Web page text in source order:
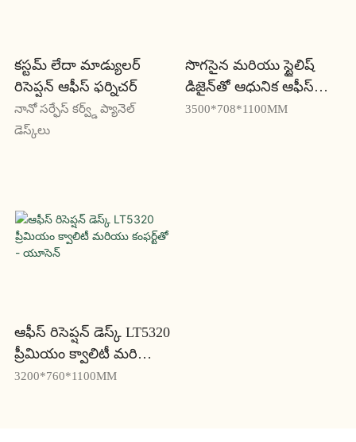
కస్టమ్ లేదా మాడ్యులర్
రిసెప్షన్ ఆఫీస్ ఫర్నిచర్
నానో సర్ఫేస్ కర్వ్డ్ ప్యానెల్
డెస్క్‌లు
సొగసైన మరియు స్టైలిష్
డిజైన్‌తో ఆధునిక ఆఫీస్
రిసెప్షన్ డెస్క్ RP835 -
3500*708*1100MM
ఆఫీస్ రిసెప్షన్ డెస్క్ LT5320
ప్రీమియం క్వాలిటీ మరియు
కంఫర్ట్‌తో - యూసెన్
3200*760*1100MM